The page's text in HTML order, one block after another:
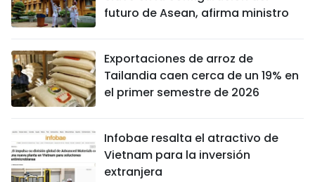
futuro de Asean, afirma ministro
Exportaciones de arroz de
Tailandia caen cerca de un 19% en
el primer semestre de 2026
Infobae resalta el atractivo de
Vietnam para la inversión
extranjera